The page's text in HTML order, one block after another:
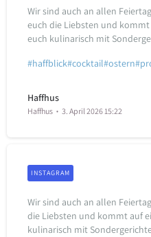
Wir sind auch an allen
euch die Liebsten und
euch kulinarisch mit
#haffblick#cocktail#ostern
Haffhus
Haffhus 3. April 2026 15:22
Wir sind auch an allen
die Liebsten und kommt auf
kulinarisch mit
INSTAGRAM